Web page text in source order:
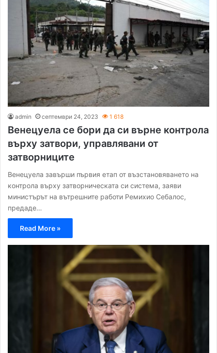
admin септември 24, 2023 1 618
Венецуела се бори да си върне контрола
върху затвори, управлявани от
затворниците
Венецуела завърши първия етап от възстановяването на
контрола върху затворническата си система, заяви
министърът на вътрешните работи Ремихио Себалос,
предаде…
Read More »